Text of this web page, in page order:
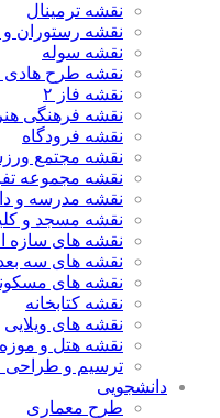
نقشه ترمینال
نقشه رستوران
نقشه سوله
نقشه طرح هادی
نقشه فاز ۲
نقشه فرهنگی
نقشه فرودگاه
نقشه مجتمع
نقشه مجموعه
نقشه مدرسه و
نقشه مسجد و
نقشه های سازه
نقشه های سه
نقشه های
نقشه کتابخانه
نقشه های ویلایی
نقشه هتل و موزه
ترسیم و طراحی
دانشجویی
طرح معماری